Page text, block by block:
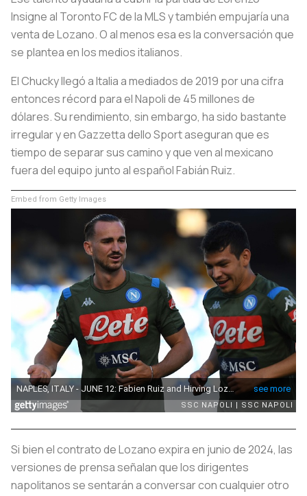
Insigne al Toronto FC de la MLS y también empujaría una
venta de Lozano. O al menos esa es la conversación que
se plantea en los medios italianos.
El Chucky llegó a Italia a mediados de 2019 por una cifra
entonces récord para el Napoli de 45 millones de
dólares. Su rendimiento, sin embargo, ha sido bastante
irregular y enGazzetta dello Sportaseguran que es
tiempo de separar sus camino y que ven al mexicano
fuera del equipo junto al español Fabián Ruiz.
Embed from Getty Images
Si bien el contrato de Lozano expira en junio de 2024, las
versiones de prensa señalan que los dirigentes
napolitanos se sentarán a conversar con cualquier otro